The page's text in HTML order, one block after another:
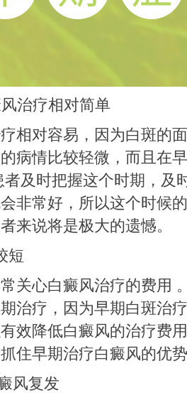
治疗相对简单
对容易，因为白斑的面
病情比较轻微，而且在
者及时把握这个时期，及
非常好，所以这个时候
来说将是极大的遗憾。
短
心白癜风治疗的费用
治疗，因为早期白斑治
效降低白癜风的治疗费
住早期治疗白癜风的优
风复发